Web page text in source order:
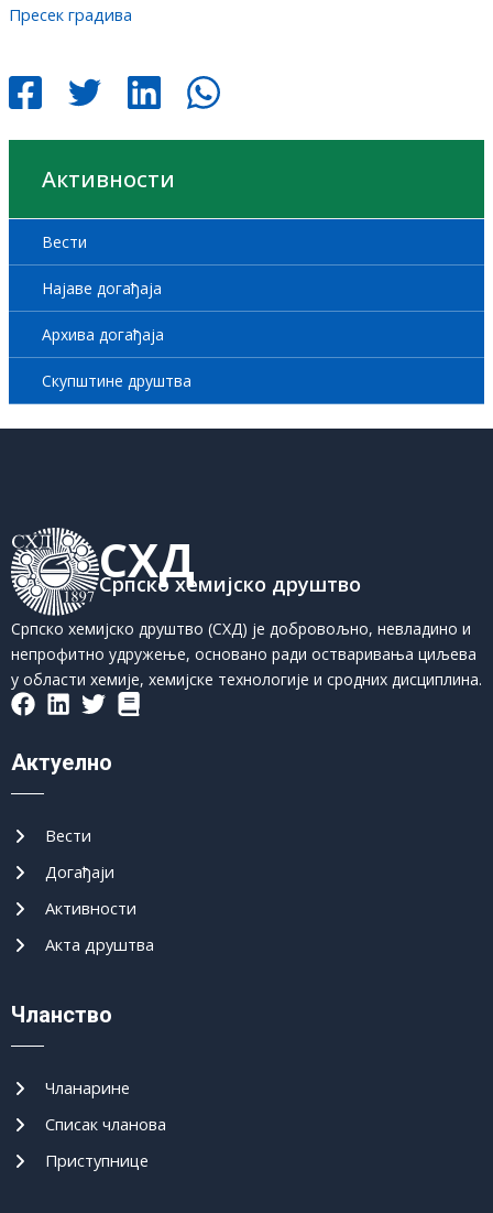
Активности
Вести
Најаве догађаја
Архива догађаја
Скупштине друштва
Пресек градива
СХД
Српско хемијско друштво
Српско хемијско друштво (СХД) је добровољно, невладино и
непрофитно удружење, основано ради остваривања циљева
у области хемије, хемијске технологије и сродних дисциплина.
Актуелно
Вести
Догађаји
Активности
Акта друштва
Чланство
Чланарине
Списак чланова
Приступнице